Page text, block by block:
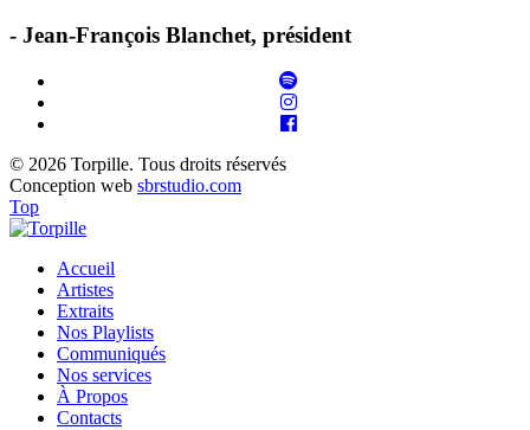
- Jean-François Blanchet, président
© 2026 Torpille. Tous droits réservés
Conception web sbrstudio.com
Top
Accueil
Artistes
Extraits
Nos Playlists
Communiqués
Nos services
À Propos
Contacts